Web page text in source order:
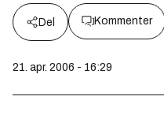
Del Kommenter
21. apr. 2006 - 16:29